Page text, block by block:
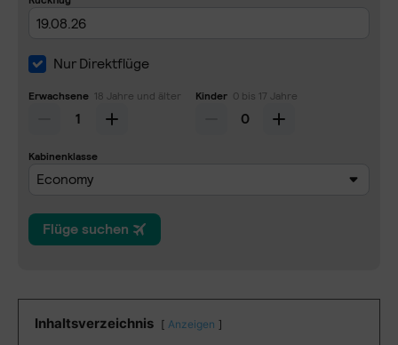
Inhaltsverzeichnis Anzeigen